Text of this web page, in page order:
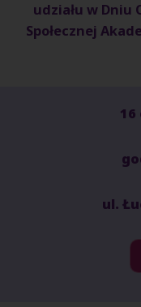
udziału w
Społecznej
16
ul.